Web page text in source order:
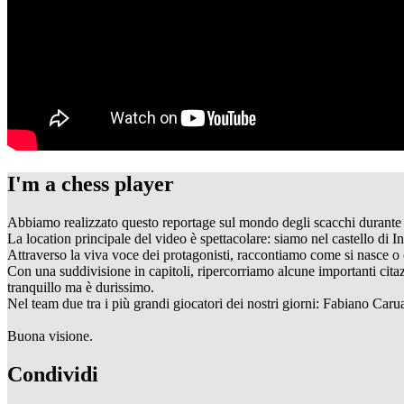
I'm a chess player
Abbiamo realizzato questo reportage sul mondo degli scacchi
La location principale del video è spettacolare: siamo nel castello di
Attraverso la viva voce dei protagonisti, raccontiamo come si nasce
Con una suddivisione in capitoli, ripercorriamo alcune importanti
tranquillo ma è durissimo.
Nel team due tra i più grandi giocatori dei nostri giorni: Fabiano
Buona visione.
Condividi